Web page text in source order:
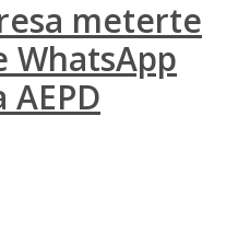
meterte
WhatsApp